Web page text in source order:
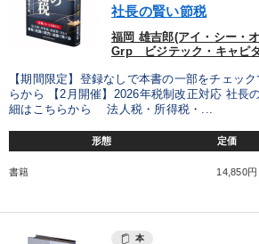
社長の賢い節税
福岡 雄吉郎(アイ・シー・
Grp ビジテック・キャピ
【期間限定】登録なしで本書の一部をチェッ
らから 【2月開催】2026年税制改正対応 社長
細はこちらから 法人税・所得税・...
形態 定価
書籍 14,850円
本